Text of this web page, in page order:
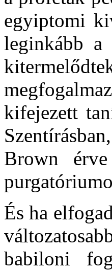
egyiptomi
leginkább a
kifejezett
Brown
És ha
babiloni